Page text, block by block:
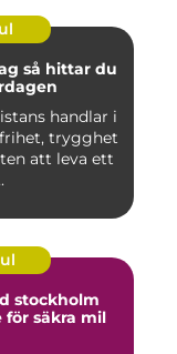
du
handlar i
trygghet
att leva ett
stockholm
för säkra mil